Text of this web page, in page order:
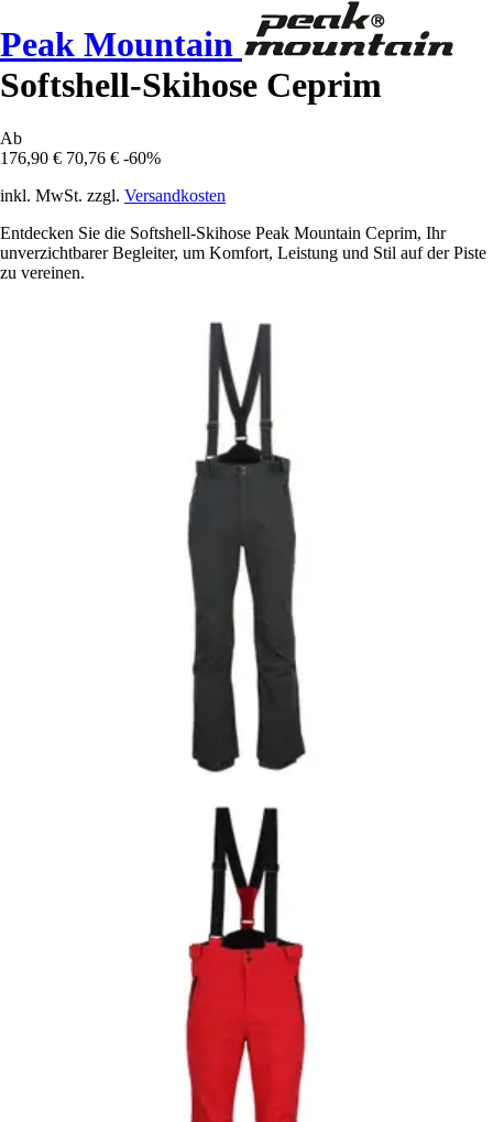
Peak Mountain
Softshell-Skihose Ceprim
Ab
176,90 € 70,76 € -60%
inkl. MwSt. zzgl. Versandkosten
Entdecken Sie die Softshell-Skihose Peak Mountain Ceprim, Ihr
unverzichtbarer Begleiter, um Komfort, Leistung und Stil auf der Piste
zu vereinen.